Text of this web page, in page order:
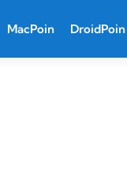
MacPoin DroidPoin